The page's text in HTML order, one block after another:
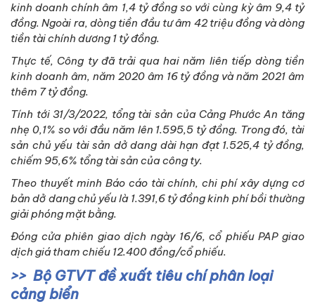
kinh doanh chính âm 1,4 tỷ đồng so với cùng kỳ âm 9,4 tỷ
đồng. Ngoài ra, dòng tiền đầu tư âm 42 triệu đồng và dòng
tiền tài chính dương 1 tỷ đồng.
Thực tế, Công ty đã trải qua hai năm liên tiếp dòng tiền
kinh doanh âm, năm 2020 âm 16 tỷ đồng và năm 2021 âm
thêm 7 tỷ đồng.
Tính tới 31/3/2022, tổng tài sản của Cảng Phước An tăng
nhẹ 0,1% so với đầu năm lên 1.595,5 tỷ đồng. Trong đó, tài
sản chủ yếu tài sản dở dang dài hạn đạt 1.525,4 tỷ đồng,
chiếm 95,6% tổng tài sản của công ty.
Theo thuyết minh Báo cáo tài chính, chi phí xây dựng cơ
bản dở dang chủ yếu là 1.391,6 tỷ đồng kinh phí bồi thường
giải phóng mặt bằng.
Đóng cửa phiên giao dịch ngày 16/6, cổ phiếu PAP giao
dịch giá tham chiếu 12.400 đồng/cổ phiếu.
Bộ GTVT đề xuất tiêu chí phân loại
cảng biển